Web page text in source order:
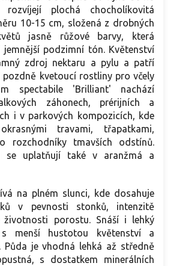
rozvíjejí plochá chocholíkovitá
10-15 cm, složená z drobných
jasně růžové barvy, která
jemnější podzimní tón. Květenství
zdroj nektaru a pylu a patří
pozdně kvetoucí rostliny pro včely
spectabile 'Brilliant' nachází
záhonech, prérijních a
i v parkových kompozicích, kde
travami, třapatkami,
rozchodníky tmavších odstínů.
se uplatňují také v aranžmá a
na plném slunci, kde dosahuje
v pevnosti stonků, intenzitě
životnosti porostu. Snáší i lehký
menší hustotou květenství a
Půda je vhodná lehká až středně
s dostatkem minerálních